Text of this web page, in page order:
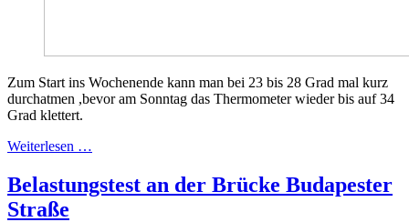
Zum Start ins Wochenende kann man bei 23 bis 28 Grad mal kurz
durchatmen ,bevor am Sonntag das Thermometer wieder bis auf 34
Grad klettert.
Weiterlesen …
Belastungstest an der Brücke Budapester
Straße